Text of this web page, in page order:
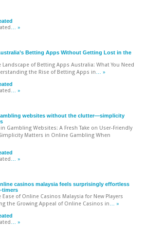
… »
Betting Apps Without Getting Lost in the
Landscape of Betting Apps Australia: What You Need
the Rise of Betting Apps in … »
… »
websites without the clutter—simplicity
Gambling Websites: A Fresh Take on User-Friendly
Matters in Online Gambling When
… »
casinos malaysia feels surprisingly effortless
timers
of Online Casinos Malaysia for New Players
the Growing Appeal of Online Casinos in … »
… »